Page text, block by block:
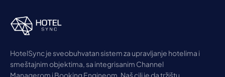
HotelSync je sveobuhvatan sistem za upravljanje hotelima i
smeštajnim objektima, sa integrisanim Channel
Managerom i Booking Engineom. Naš cilj je da tržištu